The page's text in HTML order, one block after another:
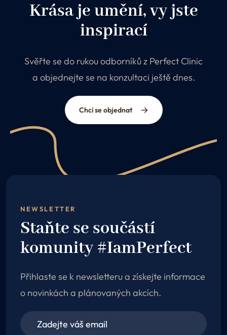
Krása je umění, vy jste
inspirací
Svěřte se do rukou odborníků z Perfect Clinic
a objednejte se na konzultaci ještě dnes.
Chci se objednat
NEWSLETTER
Staňte se součástí
komunity #IamPerfect
Přihlaste se k newsletteru a získejte informace
o novinkách a plánovaných akcích.